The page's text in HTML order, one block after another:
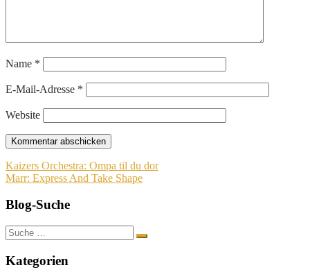
Name *
E-Mail-Adresse *
Website
Beitragsnavigation
Kaizers Orchestra: Ompa til du dor
Marr: Express And Take Shape
Blog-Suche
Suche
nach:
Kategorien